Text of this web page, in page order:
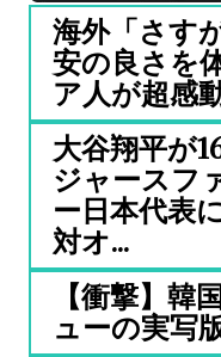
房を盗んだ42歳無職の男
ットで販売か 自宅から
発見
海外「さす
安の良さを
ア人が超感
大谷翔平が
ジャースフ
ー日本代表
対オ...
【衝撃】韓
ューの実写